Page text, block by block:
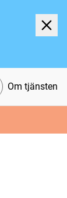
Om tjänsten